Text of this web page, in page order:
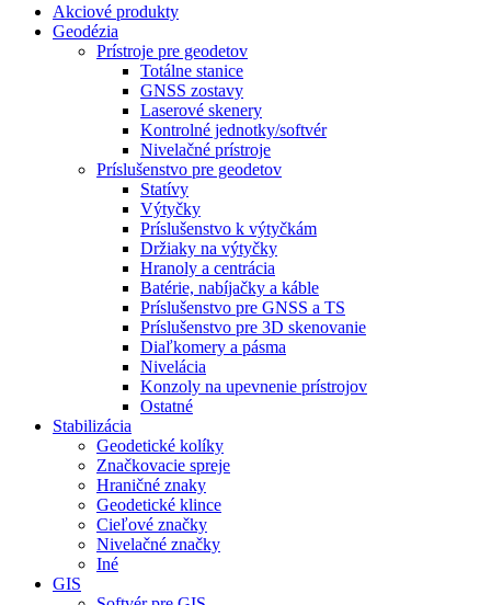
Akciové produkty
Geodézia
Prístroje pre geodetov
Totálne stanice
GNSS zostavy
Laserové skenery
Kontrolné jednotky/softvér
Nivelačné prístroje
Príslušenstvo pre geodetov
Statívy
Výtyčky
Príslušenstvo k výtyčkám
Držiaky na výtyčky
Hranoly a centrácia
Batérie, nabíjačky a káble
Príslušenstvo pre GNSS a TS
Príslušenstvo pre 3D skenovanie
Diaľkomery a pásma
Nivelácia
Konzoly na upevnenie prístrojov
Ostatné
Stabilizácia
Geodetické kolíky
Značkovacie spreje
Hraničné znaky
Geodetické klince
Cieľové značky
Nivelačné značky
Iné
GIS